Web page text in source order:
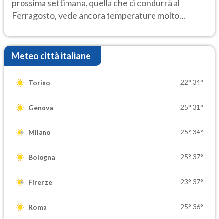
prossima settimana, quella che ci condurrà al
Ferragosto, vede ancora temperature molto
Meteo città italiane
Torino 22° 34°
Genova 25° 31°
Milano 25° 34°
Bologna 25° 37°
Firenze 23° 37°
Roma 25° 36°